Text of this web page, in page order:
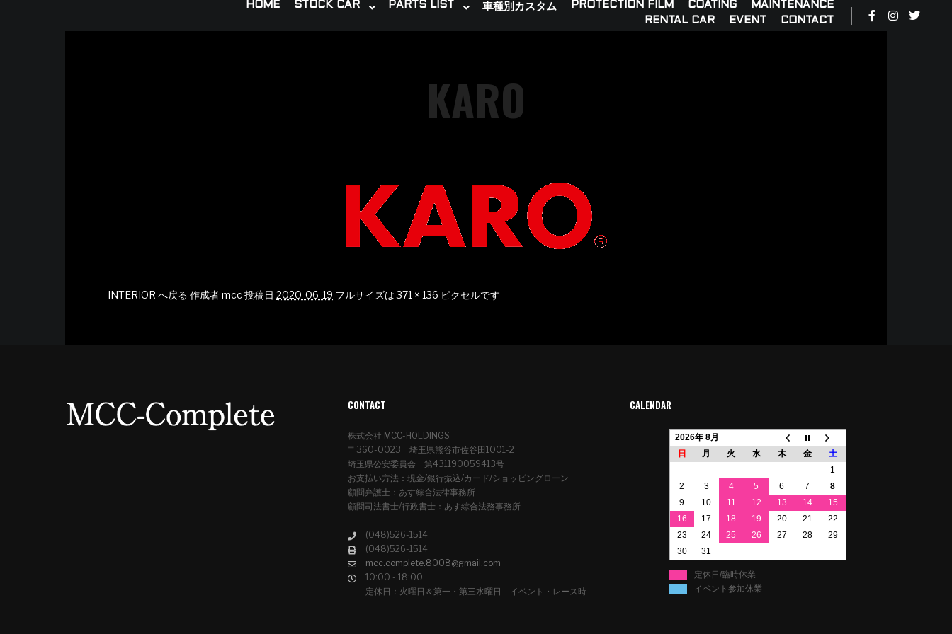
HOME STOCK CAR PARTS LIST 車種別カスタム PROTECTION FILM COATING
MAINTENANCE
RENTAL CAR
EVENT CONTACT
KARO
INTERIOR へ戻る 作成者mcc投稿日 2020-06-19 フルサイズは371 × 136 ピクセルです
CONTACT
株式会社 MCC-HOLDINGS
〒360-0023 埼玉県熊谷市佐谷田1001-2
埼玉県公安委員会 第431190059413号
お支払い方法：現金/銀行振込/カード/ショッピングローン
顧問弁護士：あす綜合法律事務所
顧問司法書士/行政書士：あす綜合法務事務所
(048)526-1514
(048)526-1514
mcc.complete.8008@gmail.com
10:00 - 18:00
定休日：火曜日＆第一・第三水曜日 イベント・レース時
CALENDAR
2026年 8月
日
月 火 水 木 金
土
1
2
3 4 5 6 7
8
9
10 11 12 13 14
15
16
17 18 19 20 21
22
23
24 25 26 27 28
29
30
31
定休日/臨時休業
イベント参加休業